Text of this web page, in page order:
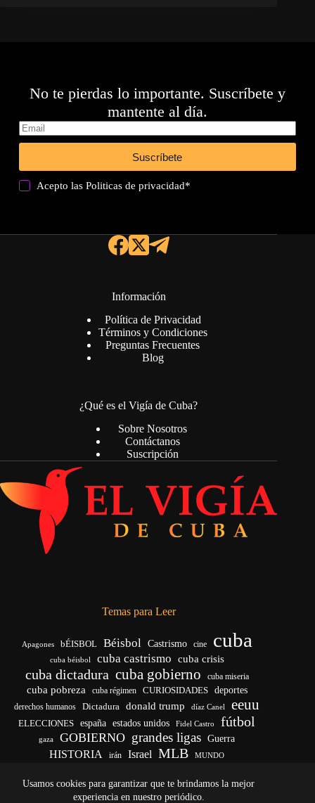
Usamos cookies para garantizar que te brindamos la mejor
experiencia en nuestro periódico.
No te pierdas lo importante. Suscríbete y
mantente al día.
Suscríbete
Acepto lasPoliticas de privacidad*
Información
Política de Privacidad
Términos y Condiciones
Preguntas Frecuentes
Blog
¿Qué es el Vigía de Cuba?
Sobre Nosotros
Contáctanos
Suscripción
Temas para Leer
Apagones bÉISBOL Béisbol Castrismo cine cuba
cuba béisbol cuba castrismo cuba crisis
cuba dictadura cuba gobierno cuba miseria
cuba pobreza cuba régimen CURIOSIDADES deportes
derechos humanos Dictadura donald trump díaz Canel eeuu
ELECCIONES españa estados unidos Fidel Castro fútbol
gaza GOBIERNO grandes ligas Guerra
HISTORIA irán Israel MLB MUNDO
Rusia
régimen cubano Trump Ucrania venezuela vida yankees